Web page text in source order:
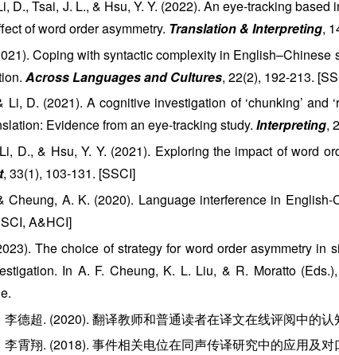
D., Tsai, J. L., & Hsu, Y. Y. (2022). An eye-tracking
of word order asymmetry. Translation & Interpreting,
Coping with syntactic complexity in
Across Languages and Cultures, 22(2), 192-213.
Li, D. (2021). A cognitive investigation of ‘chunking’ and
Evidence from an eye-tracking study. Interpreting,
D., & Hsu, Y. Y. (2021). Exploring the impact of word
, 33(1), 103-131. [SSCI]
Cheung, A. K. (2020). Language interference in
A&HCI]
The choice of strategy for word order asymmetry in
In A. F. Cheung, K. L. Liu, & R. Moratto (Eds.),
李德超. (2020). 翻译教师和普通读者在译文在线评阅中的认
李霄翔. (2018). 事件相关电位在同声传译研究中的应用及